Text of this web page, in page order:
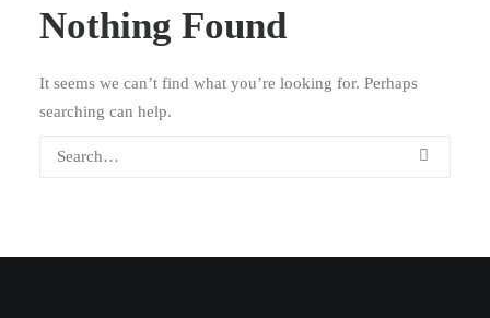
Nothing Found
It seems we can’t find what you’re looking for. Perhaps
searching can help.